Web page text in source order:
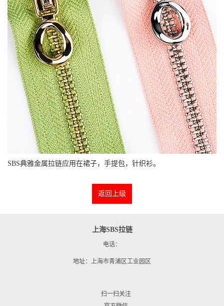
SBS典雅金属拉链应用在裙子，手提包，针织衫。
返回上级
上海SBS拉链
电话：
地址：上海市青浦区工业园区
扫一扫关注